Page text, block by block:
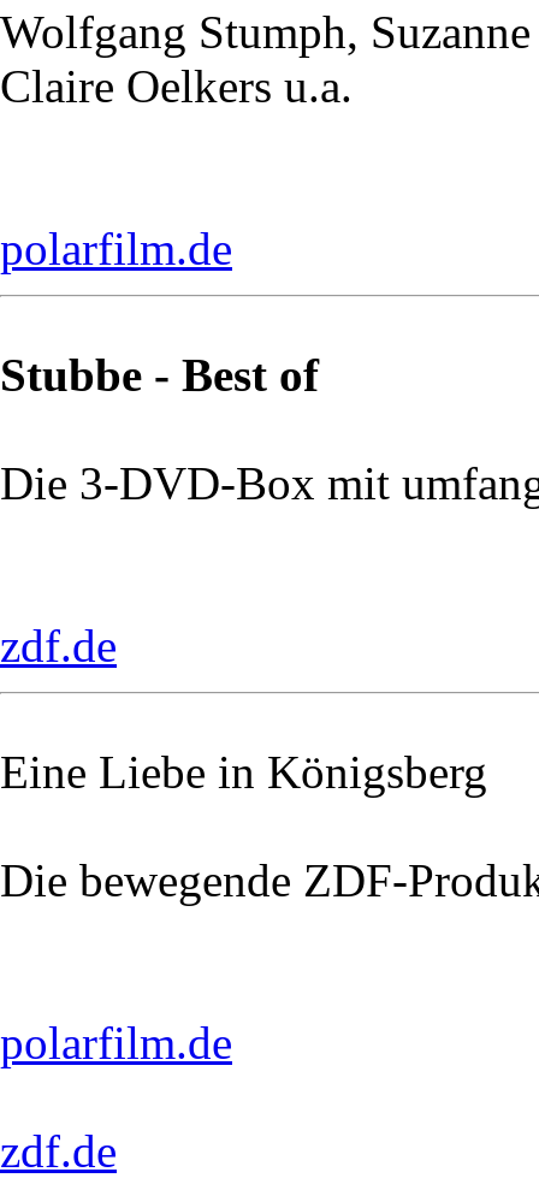
Wolfgang Stumph,
Claire Oelkers u.a.
polarfilm.de
Stubbe - Best of
Die 3-DVD-Box mit
zdf.de
Eine Liebe in Königsberg
Die bewegende ZDF-
polarfilm.de
zdf.de